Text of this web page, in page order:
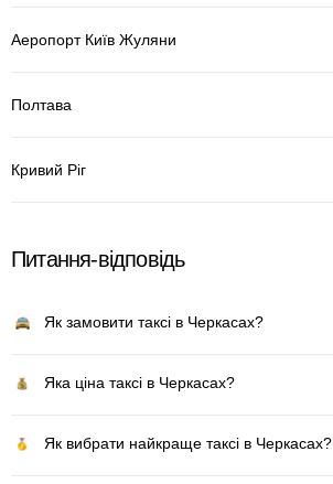
Аеропорт Київ Жуляни
Полтава
Кривий Ріг
Питання-відповідь
Як замовити таксі в Черкасах?
Яка ціна таксі в Черкасах?
Як вибрати найкраще таксі в Черкасах?